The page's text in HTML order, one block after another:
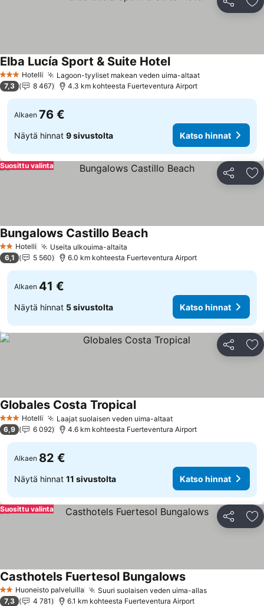
Jaa
3 Tähtiluokitus
Hotelli Lagoon-tyyliset makean veden uima-altaatKatso hinnat
Elba Lucía Sport & Suite HotelKatso hinnat
7,3 8 467 4.3 km kohteesta Fuerteventura Airport
Alkaen 76 €
Näytä hinnat 9 sivustolta Katso hinnat
Jaa
Suosittu valinta
2 Tähtiluokitus
Hotelli Useita ulkouima-altaita
Bungalows Castillo BeachKatso hinnat
6,1 5 560 6.0 km kohteesta Fuerteventura Airport
Alkaen 41 €
Näytä hinnat 5 sivustolta Katso hinnat
Jaa
3 Tähtiluokitus
Hotelli Laajat suolaisen veden uima-altaatKatso hinnat
Globales Costa TropicalKatso hinnat
6,9 6 092 4.6 km kohteesta Fuerteventura Airport
Alkaen 82 €
Näytä hinnat 11 sivustolta Katso hinnat
Jaa
Suosittu valinta
2 Tähtiluokitus
Huoneisto palveluilla Suuri suolaisen veden uima-allasKatso hinnat
Casthotels Fuertesol BungalowsKatso hinnat
7,3 4 781 6.1 km kohteesta Fuerteventura Airport